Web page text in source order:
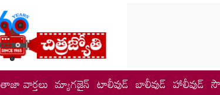
తాజా వార్తలు మ్యాగజైన్ టాలీవుడ్ బాలీవుడ్ హాలీవుడ్